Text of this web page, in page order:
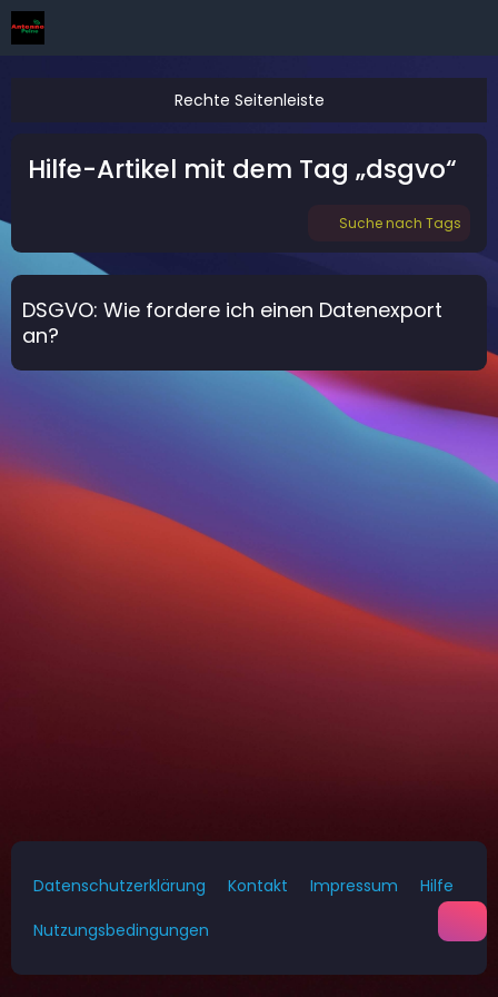
Hilfe-Artikel mit dem Tag „dsgvo“
Suche nach Tags
DSGVO: Wie fordere ich einen Datenexport
an?
Datenschutzerklärung Kontakt Impressum
Hilfe
Nutzungsbedingungen